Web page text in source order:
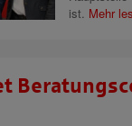
ist. Mehr